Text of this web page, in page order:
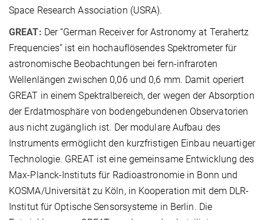
Space Research Association (USRA).
GREAT: Der “German Receiver for Astronomy at Terahertz
Frequencies” ist ein hochauflösendes Spektrometer für
astronomische Beobachtungen bei fern-infraroten
Wellenlängen zwischen 0,06 und 0,6 mm. Damit operiert
GREAT in einem Spektralbereich, der wegen der Absorption
der Erdatmosphäre von bodengebundenen Observatorien
aus nicht zugänglich ist. Der modulare Aufbau des
Instruments ermöglicht den kurzfristigen Einbau neuartiger
Technologie. GREAT ist eine gemeinsame Entwicklung des
Max-Planck-Instituts für Radioastronomie in Bonn und
KOSMA/Universität zu Köln, in Kooperation mit dem DLR-
Institut für Optische Sensorsysteme in Berlin. Die